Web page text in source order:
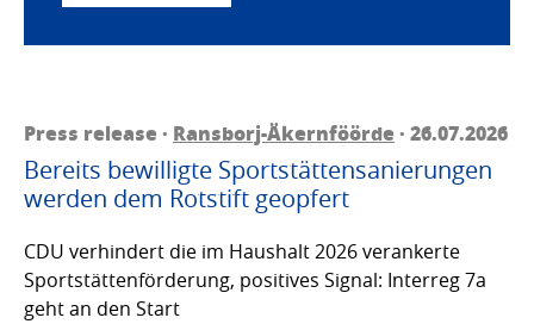
Press release · Ransborj-Äkernföörde· 26.07.2026
Bereits bewilligte Sportstättensanierungen
werden dem Rotstift geopfert
CDU verhindert die im Haushalt 2026 verankerte
Sportstättenförderung, positives Signal: Interreg 7a
geht an den Start